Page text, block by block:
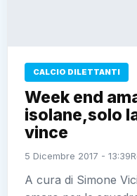
CALCIO DILETTANTI
Week end
isolane,solo
vince
5 Dicembre 2017 - 13:39
A cura di Simone